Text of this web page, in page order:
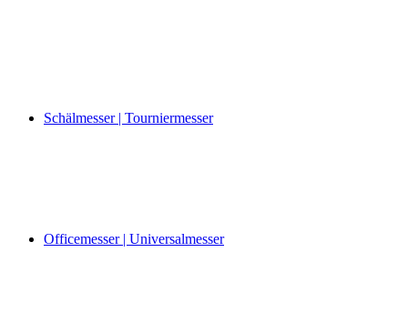
Schälmesser | Tourniermesser
Officemesser | Universalmesser